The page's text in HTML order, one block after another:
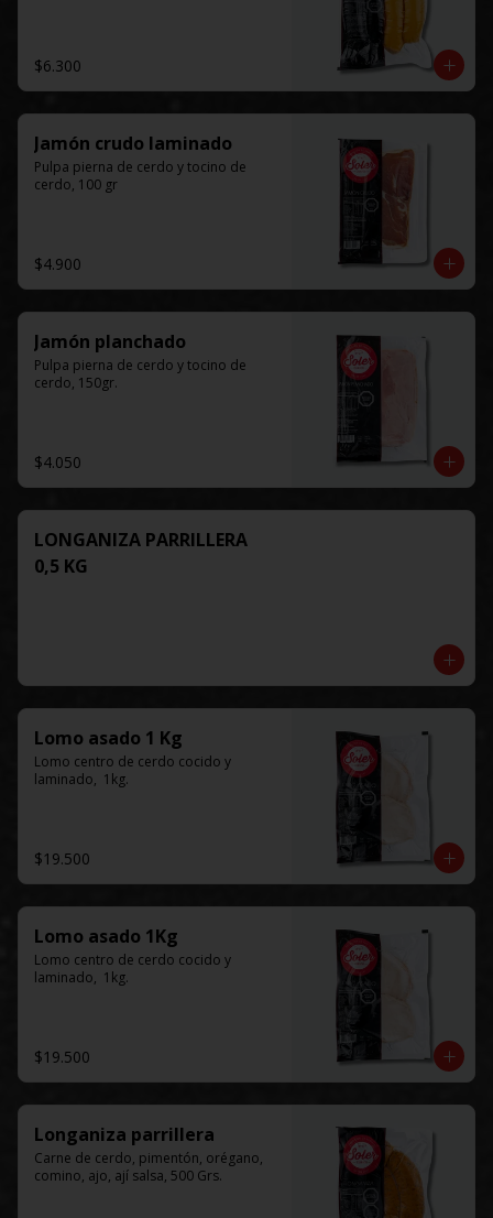
$6.300
Jamón crudo laminado
Pulpa pierna de cerdo y tocino de
cerdo, 100 gr
$4.900
Jamón planchado
Pulpa pierna de cerdo y tocino de
cerdo, 150gr.
$4.050
LONGANIZA PARRILLERA
0,5 KG
Lomo asado 1 Kg
Lomo centro de cerdo cocido y
laminado,  1kg.
$19.500
Lomo asado 1Kg
Lomo centro de cerdo cocido y
laminado,  1kg.
$19.500
Longaniza parrillera
Carne de cerdo, pimentón, orégano,
comino, ajo, ají salsa, 500 Grs.